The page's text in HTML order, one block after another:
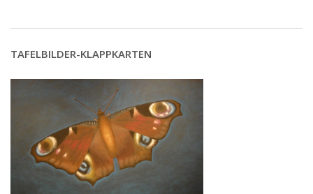
TAFELBILDER-KLAPPKARTEN